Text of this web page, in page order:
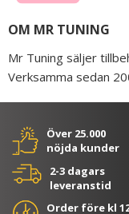
OM MR TUNING
Mr Tuning säljer
Verksamma sedan
Över 25.000
nöjda kunder
2-3 dagars
leveranstid
Order före kl